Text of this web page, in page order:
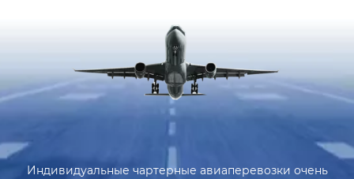
Индивидуальные чартерные авиаперевозки очень